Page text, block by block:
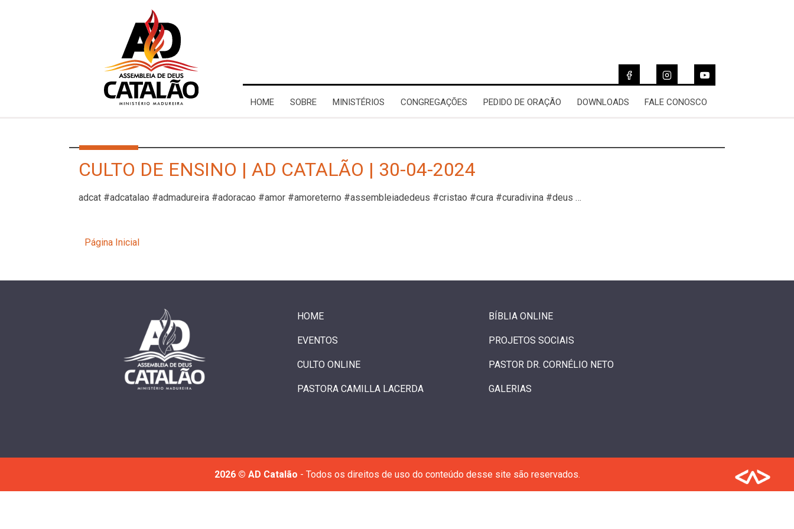
HOME SOBRE MINISTÉRIOS CONGREGAÇÕES PEDIDO DE ORAÇÃO DOWNLOADS FALE CONOSCO
CULTO DE ENSINO | AD CATALÃO | 30-04-2024
adcat #adcatalao #admadureira #adoracao #amor #amoreterno #assembleiadedeus #cristao #cura #curadivina #deus …
Página Inicial
HOME BÍBLIA ONLINE
EVENTOS PROJETOS SOCIAIS
CULTO ONLINE PASTOR DR. CORNÉLIO NETO
PASTORA CAMILLA LACERDA GALERIAS
2026 © AD Catalão - Todos os direitos de uso do conteúdo desse site são reservados.